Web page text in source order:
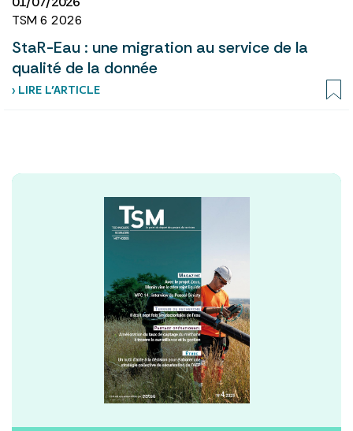
TSM 6 2026
StaR-Eau : une migration au service de la
qualité de la donnée
› LIRE L’ARTICLE